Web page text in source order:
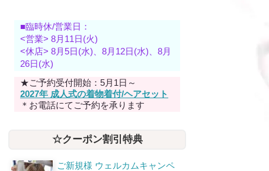
■臨時休/営業日：
<営業> 8月11日(火)
<休店> 8月5日(水)、8月12日(水)、8月
26日(水)
★ご予約受付開始：5月1日～
2027年 成人式の着物着付/ヘアセット
＊お電話にてご予約を承ります
☆クーポン割引特典
ご新規様 ウェルカムキャンペ